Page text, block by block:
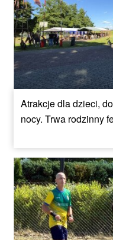
Atrakcje dla dzieci,
nocy. Trwa rodzinny